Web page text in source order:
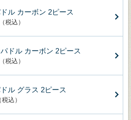
ル カーボン 2ピース
税込）
ドル カーボン 2ピース
税込）
ル グラス 2ピース
込）